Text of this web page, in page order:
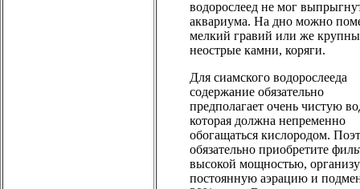
водорослеед не мог
аквариума. На дно можно
мелкий гравий или же
неострые камни, коряги.
Для сиамского водорослееда
содержание обязательно
предполагает очень чистую
которая должна непременно
обогащаться кислородом.
обязательно приобретите
высокой мощностью,
постоянную аэрацию и